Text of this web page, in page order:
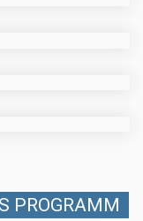
PROGRAMM